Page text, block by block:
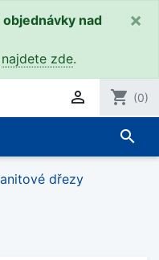
nad
najdete zde.
×
 shopping_cart (0)
search
dřezy